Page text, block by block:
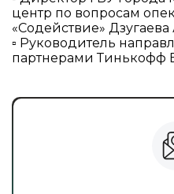
центр по вопросам
«Содействие» Дзугаева
▫ Руководитель
партнерами Тинькофф